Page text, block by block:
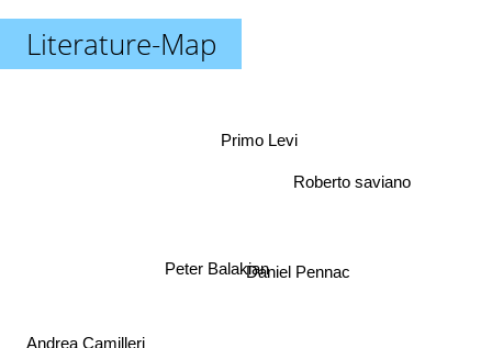
Literature-Map
Daniel Pennac
Primo Levi
Peter Balakian
Roberto saviano